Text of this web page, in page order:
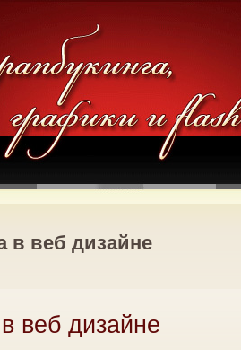
в веб дизайне
веб дизайне